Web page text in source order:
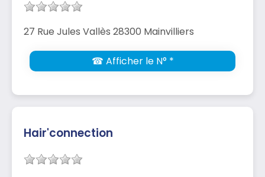
27 Rue Jules Vallès 28300 Mainvilliers
☎ Afficher le N° *
Hair'connection